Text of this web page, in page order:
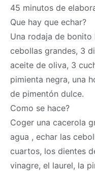
45 minutos de
Que hay que echar?
Una rodaja de bonito
cebollas grandes, 3
aceite de oliva, 3
pimienta negra, una
de pimentón dulce.
Como se hace?
Coger una cacerola
agua , echar las
cuartos, los dientes
vinagre, el laurel, la